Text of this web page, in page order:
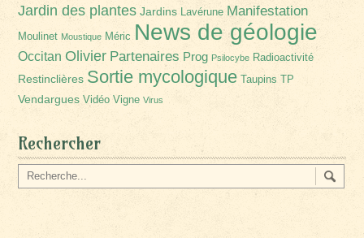
Jardin des plantes Jardins Lavérune Manifestation
Moulinet Moustique Méric News de géologie
Occitan Olivier Partenaires Prog Psilocybe Radioactivité
Restinclières Sortie mycologique Taupins TP
Vendargues Vidéo Vigne Virus
Rechercher